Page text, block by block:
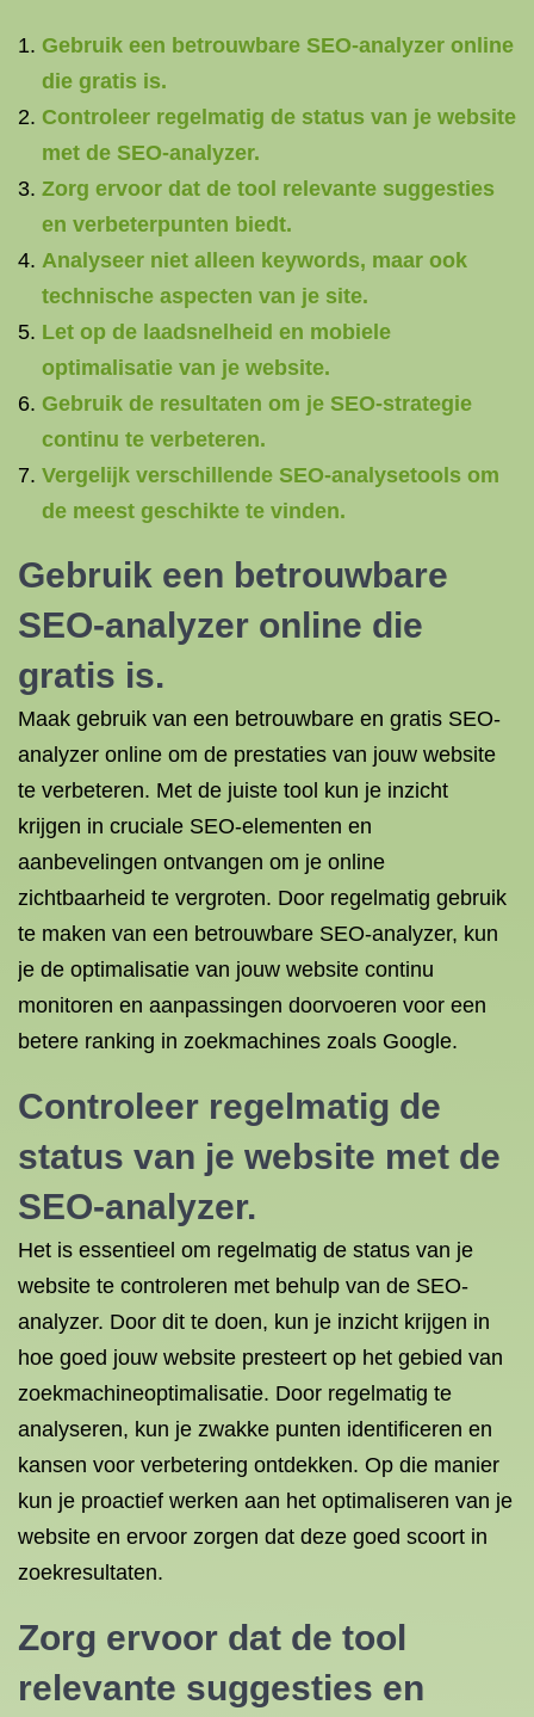
Gebruik een betrouwbare SEO-analyzer online
die gratis is.
Controleer regelmatig de status van je website
met de SEO-analyzer.
Zorg ervoor dat de tool relevante suggesties
en verbeterpunten biedt.
Analyseer niet alleen keywords, maar ook
technische aspecten van je site.
Let op de laadsnelheid en mobiele
optimalisatie van je website.
Gebruik de resultaten om je SEO-strategie
continu te verbeteren.
Vergelijk verschillende SEO-analysetools om
de meest geschikte te vinden.
Gebruik een betrouwbare
SEO-analyzer online die
gratis is.
Maak gebruik van een betrouwbare en gratis SEO-
analyzer online om de prestaties van jouw website
te verbeteren. Met de juiste tool kun je inzicht
krijgen in cruciale SEO-elementen en
aanbevelingen ontvangen om je online
zichtbaarheid te vergroten. Door regelmatig gebruik
te maken van een betrouwbare SEO-analyzer, kun
je de optimalisatie van jouw website continu
monitoren en aanpassingen doorvoeren voor een
betere ranking in zoekmachines zoals Google.
Controleer regelmatig de
status van je website met de
SEO-analyzer.
Het is essentieel om regelmatig de status van je
website te controleren met behulp van de SEO-
analyzer. Door dit te doen, kun je inzicht krijgen in
hoe goed jouw website presteert op het gebied van
zoekmachineoptimalisatie. Door regelmatig te
analyseren, kun je zwakke punten identificeren en
kansen voor verbetering ontdekken. Op die manier
kun je proactief werken aan het optimaliseren van je
website en ervoor zorgen dat deze goed scoort in
zoekresultaten.
Zorg ervoor dat de tool
relevante suggesties en